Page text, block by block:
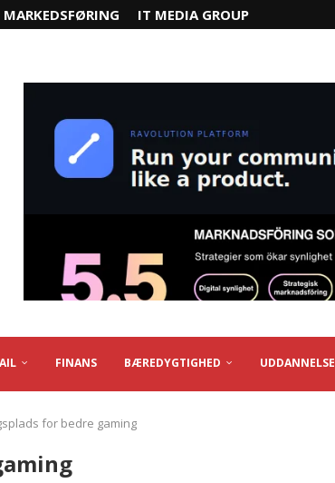
MARKEDSFØRING IT MEDIA GROUP
FINANS BÆREDYGTIGHED UDDANNELSE
for bedre gaming